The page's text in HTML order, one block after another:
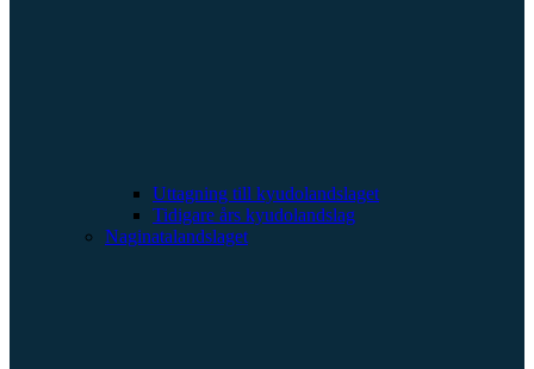
Uttagning till kyudolandslaget
Tidigare års kyudolandslag
Naginatalandslaget